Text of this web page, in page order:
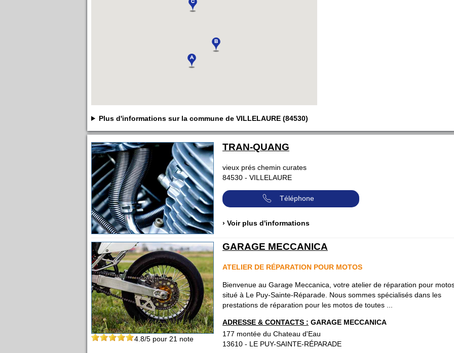
Plus d'informations sur la commune de VILLELAURE (84530)
TRAN-QUANG
vieux prés chemin curates
84530 - VILLELAURE
Téléphone
› Voir plus d'informations
4.8/5 pour 21 note
GARAGE MECCANICA
ATELIER DE RÉPARATION POUR MOTOS
Bienvenue au Garage Meccanica, votre atelier de réparation pour
situé à Le Puy-Sainte-Réparade. Nous sommes spécialisés dans les
prestations de réparation pour les motos de toutes ...
ADRESSE & CONTACTS : GARAGE MECCANICA
177 montée du Chateau d'Eau
13610 - LE PUY-SAINTE-RÉPARADE